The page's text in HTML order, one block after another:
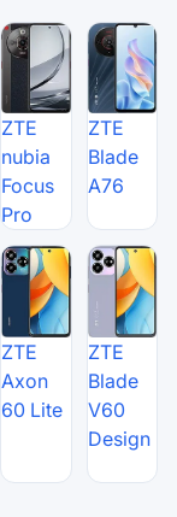
ZTE
nubia
Focus
Pro
ZTE
Blade
A76
ZTE
Axon
60 Lite
ZTE
Blade
V60
Design